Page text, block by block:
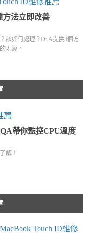
方法立即改善
該如何處理？Dr.A提供3個方
現象。
帶你監控CPU溫度
解！